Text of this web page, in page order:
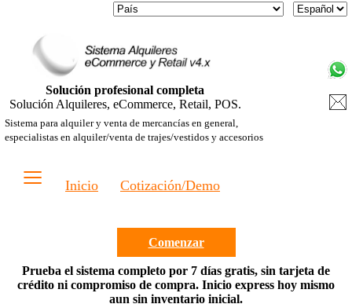
Solución profesional completa
Solución Alquileres, eCommerce, Retail, POS.
Sistema para alquiler y venta de mercancías en general,
especialistas en alquiler/venta de trajes/vestidos y accesorios
≡ Inicio Cotización/Demo
Comenzar
Prueba el sistema completo por 7 días gratis, sin tarjeta de
crédito ni compromiso de compra. Inicio express hoy mismo
aun sin inventario inicial.